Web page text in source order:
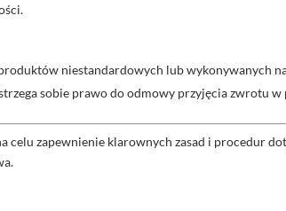
niestandardowych lub wykonywanych
sobie prawo do odmowy przyjęcia zwrotu
celu zapewnienie klarownych zasad i procedur